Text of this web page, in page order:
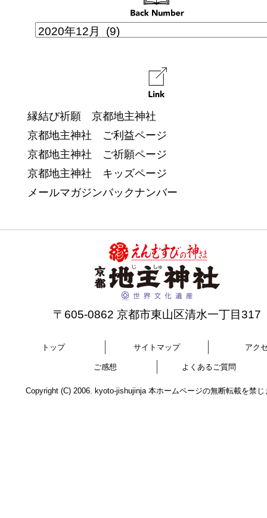
縁結び祈願 京都地主神社
京都地主神社 ご利益ページ
京都地主神社 ご祈願ページ
京都地主神社 キッズページ
メールマガジンバックナンバー
〒605-0862 京都市東山区清水一丁目317
トップ サイトマップ アク
ご感想 よくあるご質問
Copyright (C) 2006. kyoto-jishujinja 本ホームページの無断転載を禁じ